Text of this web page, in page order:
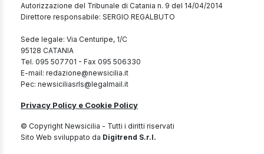
Autorizzazione del Tribunale di Catania n. 9 del 14/04/2014
Direttore responsabile: SERGIO REGALBUTO
Sede legale: Via Centuripe, 1/C
95128 CATANIA
Tel. 095 507701 - Fax 095 506330
E-mail: redazione@newsicilia.it
Pec: newsiciliasrls@legalmail.it
Privacy Policy e Cookie Policy
© Copyright Newsicilia - Tutti i diritti riservati
Sito Web sviluppato da Digitrend S.r.l.